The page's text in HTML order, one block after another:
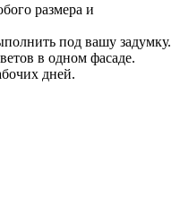
размера и
под вашу задумку.
в одном фасаде.
дней.